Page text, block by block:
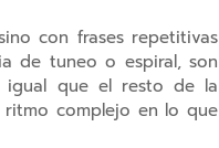
con frases repetitivas
de tuneo o espiral, son
igual que el resto de la
complejo en lo que